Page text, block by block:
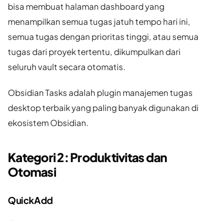
bisa membuat halaman dashboard yang
menampilkan semua tugas jatuh tempo hari ini,
semua tugas dengan prioritas tinggi, atau semua
tugas dari proyek tertentu, dikumpulkan dari
seluruh vault secara otomatis.
Obsidian Tasks adalah plugin manajemen tugas
desktop terbaik yang paling banyak digunakan di
ekosistem Obsidian.
Kategori 2: Produktivitas dan
Otomasi
QuickAdd